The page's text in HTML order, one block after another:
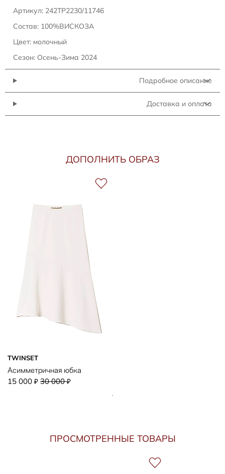
Артикул: 242TP2230/11746
Состав: 100%ВИСКОЗА
Цвет: молочный
Сезон: Осень-Зима 2024
Подробное описание
Доставка и оплата
ДОПОЛНИТЬ ОБРАЗ
TWINSET
Асимметричная юбка
15 000 ₽ 30 000₽
ПРОСМОТРЕННЫЕ ТОВАРЫ